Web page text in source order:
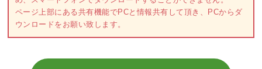
ページ上部にある共有機能でPCと情報共有して頂き、PCからダ
ウンロードをお願い致します。